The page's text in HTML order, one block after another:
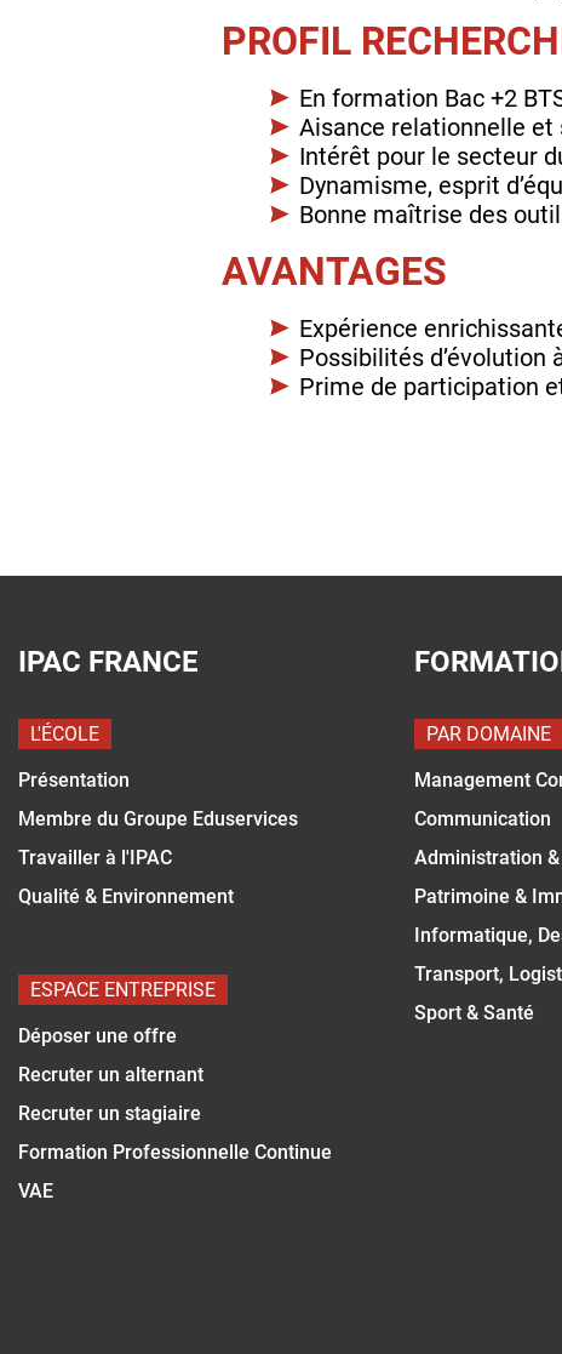
PROFIL
En formation Bac +2
Aisance relationnelle et
Intérêt pour le secteur
Dynamisme, esprit
Bonne maîtrise des
AVANTAGES
Expérience
Possibilités d’évolution
Prime de participation
IPAC FRANCE
L'ÉCOLE
Présentation
Membre du Groupe Eduservices
Travailler à l'IPAC
Qualité & Environnement
ESPACE ENTREPRISE
Déposer une offre
Recruter un alternant
Recruter un stagiaire
Formation Professionnelle Continue
VAE
PAR DOMAINE
Management
Communication
Administration
Patrimoine &
Informatique,
Transport,
Sport & Santé